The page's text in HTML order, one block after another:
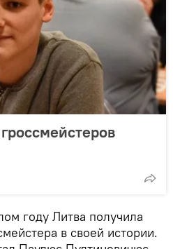
году Литва получила
в своей истории.